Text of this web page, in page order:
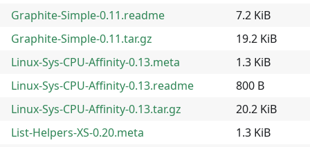
Graphite-Simple-0.11.readme
7.2 KiB
Graphite-Simple-0.11.tar.gz
19.2 KiB
Linux-Sys-CPU-Affinity-0.13.meta
1.3 KiB
Linux-Sys-CPU-Affinity-0.13.readme
800 B
Linux-Sys-CPU-Affinity-0.13.tar.gz
20.2 KiB
List-Helpers-XS-0.20.meta
1.3 KiB